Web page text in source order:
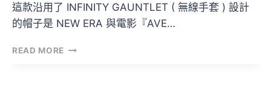
這款沿用了 INFINITY GAUNTLET ( 無線手套 ) 設計
的帽子是 NEW ERA 與電影『AVE…
READ MORE